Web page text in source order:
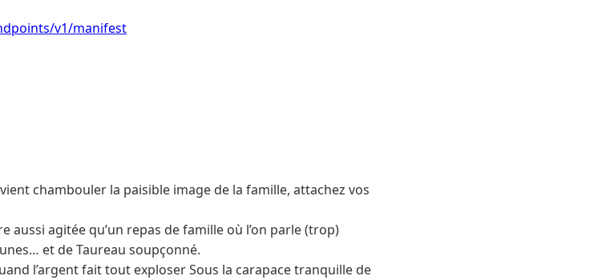
v1/manifest
chambouler la paisible image de la famille, attachez vos
aussi agitée qu’un repas de famille où l’on parle (trop)
et de Taureau soupçonné.
l’argent fait tout exploser Sous la carapace tranquille de